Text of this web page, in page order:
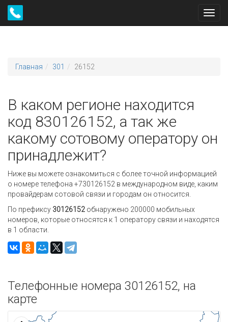
Главная 301 26152
В каком регионе находится
код 830126152, а так же
какому сотовому оператору он
принадлежит?
Ниже вы можете ознакомиться с более точной информацией
о номере телефона +730126152 в международном виде, каким
провайдерам сотовой связи и городам он относится.
По префиксу 30126152 обнаружено 200000 мобильных
номеров, которые относятся к 1 оператору связи и находятся
в 1 области.
Телефонные номера 30126152, на
карте